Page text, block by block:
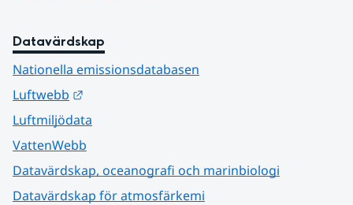
Datavärdskap
Nationella emissionsdatabasen
Luftwebb
Luftmiljödata
VattenWebb
Datavärdskap, oceanografi och marinbiologi
Datavärdskap för atmosfärkemi